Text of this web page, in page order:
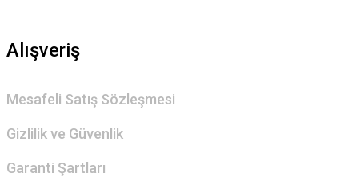
Alışveriş
Mesafeli Satış Sözleşmesi
Gizlilik ve Güvenlik
Garanti Şartları